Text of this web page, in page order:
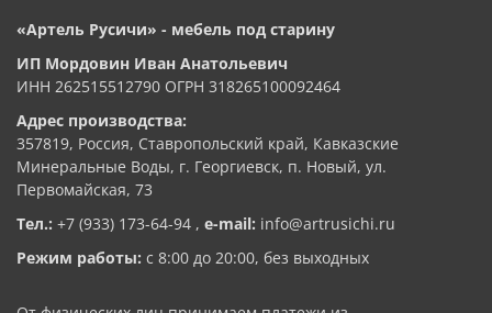
«Артель Русичи» - мебель под старину
ИП Мордовин Иван Анатольевич
ИНН 262515512790 ОГРН 318265100092464
Адрес производства:
357819, Россия, Ставропольский край, Кавказские
Минеральные Воды, г. Георгиевск, п. Новый, ул.
Первомайская, 73
Тел.: +7 (933) 173-64-94 , e-mail: info@artrusichi.ru
Режим работы: с 8:00 до 20:00, без выходных